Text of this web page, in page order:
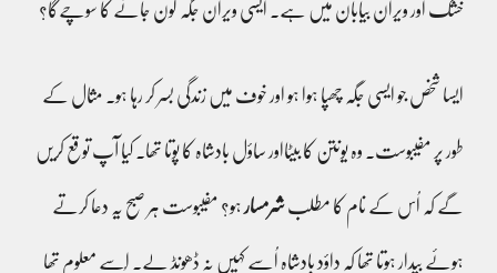
خشک اور ویران بیابان میں ہے۔ ایسی ویران جگہ کون جانے کا سوچےگا؟
ایسا شخص جو ایسی جگہ چھپا ہوا ہو اور خوف میں زندگی بسر کر رہا ہو۔ مثال کے
طور پر مفیبوست۔ وہ یونتن کا بیٹااور ساؤل بادشاہ کا پوتا تھا۔ کیا آپ توقع کریں
گے کہ اُس کے نام کا مطلبشرمسار ہو؟ مفیبوست ہر صبح یہ دعا کرتے
ہوئے بیدار ہوتا تھا کہ داؤد بادشاہ اُسے کہیں نہ ڈھونڈ لے۔ اسُے معلوم تھا